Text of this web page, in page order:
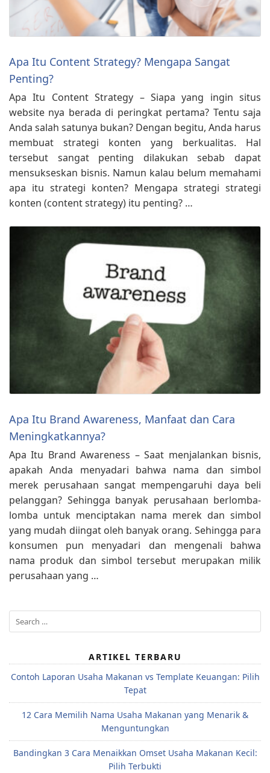
Apa Itu Content Strategy? Mengapa Sangat
Penting?
Apa Itu Content Strategy – Siapa yang ingin situs
website nya berada di peringkat pertama? Tentu saja
Anda salah satunya bukan? Dengan begitu, Anda harus
membuat strategi konten yang berkualitas. Hal
tersebut sangat penting dilakukan sebab dapat
mensukseskan bisnis. Namun kalau belum memahami
apa itu strategi konten? Mengapa strategi strategi
konten (content strategy) itu penting? …
Apa Itu Brand Awareness, Manfaat dan Cara
Meningkatkannya?
Apa Itu Brand Awareness – Saat menjalankan bisnis,
apakah Anda menyadari bahwa nama dan simbol
merek perusahaan sangat mempengaruhi daya beli
pelanggan? Sehingga banyak perusahaan berlomba-
lomba untuk menciptakan nama merek dan simbol
yang mudah diingat oleh banyak orang. Sehingga para
konsumen pun menyadari dan mengenali bahwa
nama produk dan simbol tersebut merupakan milik
perusahaan yang …
Search
for:
ARTIKEL TERBARU
Contoh Laporan Usaha Makanan vs Template Keuangan: Pilih
Tepat
12 Cara Memilih Nama Usaha Makanan yang Menarik &
Menguntungkan
Bandingkan 3 Cara Menaikkan Omset Usaha Makanan Kecil:
Pilih Terbukti